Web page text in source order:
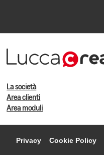
La società
Area clienti
Area moduli
Privacy Cookie Policy